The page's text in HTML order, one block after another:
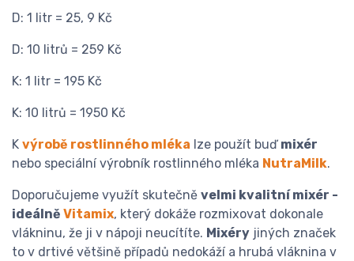
D: 1 litr = 25, 9 Kč
D: 10 litrů = 259 Kč
K: 1 litr = 195 Kč
K: 10 litrů = 1950 Kč
K výrobě rostlinného mléka lze použít buď mixér
nebo speciální výrobník rostlinného mléka NutraMilk.
Doporučujeme využít skutečně velmi kvalitní mixér -
ideálně Vitamix, který dokáže rozmixovat dokonale
vlákninu, že ji v nápoji neucítíte. Mixéry jiných značek
to v drtivé většině případů nedokáží a hrubá vláknina v